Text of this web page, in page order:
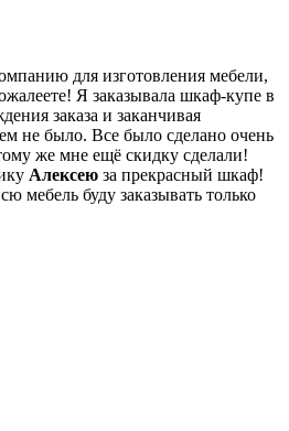
для изготовления мебели,
Я заказывала шкаф-купе в
заказа и заканчивая
не было. Все было сделано очень
же мне ещё скидку сделали!
Алексею за прекрасный шкаф!
мебель буду заказывать только